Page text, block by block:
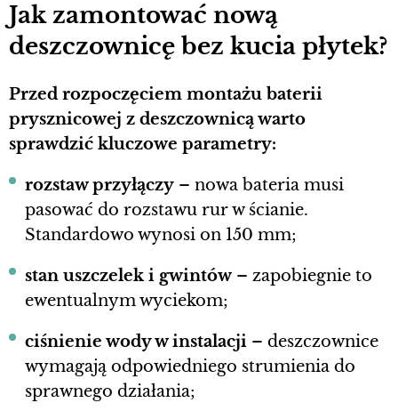
Jak zamontować nową
deszczownicę bez kucia płytek?
Przed rozpoczęciem montażu baterii
prysznicowej z deszczownicą warto
sprawdzić kluczowe parametry:
rozstaw przyłączy – nowa bateria musi
pasować do rozstawu rur w ścianie.
Standardowo wynosi on 150 mm;
stan uszczelek i gwintów – zapobiegnie to
ewentualnym wyciekom;
ciśnienie wody w instalacji – deszczownice
wymagają odpowiedniego strumienia do
sprawnego działania;